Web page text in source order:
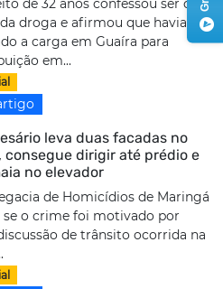
de 32 anos confessou ser o
droga e afirmou que havia
a carga em Guaíra para
em...
leva duas facadas no
consegue dirigir até prédio e
no elevador
de Homicídios de Maringá
se o crime foi motivado por
de trânsito ocorrida na